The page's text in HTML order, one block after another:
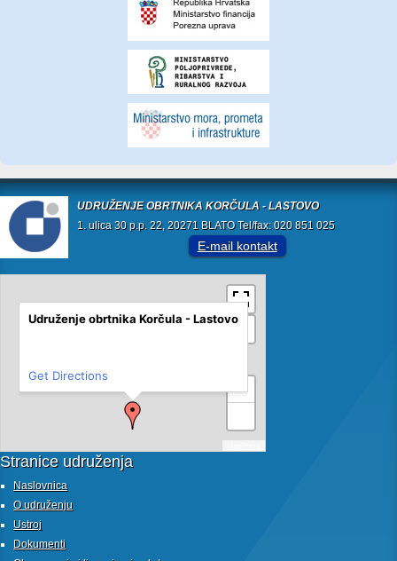
UDRUŽENJE OBRTNIKA KORČULA - LASTOVO
1. ulica 30 p.p. 22, 20271 BLATO Tel/fax: 020 851 025
E-mail kontakt
+
Udruženje obrtnika Korčula - Lastovo
Get Directions
Stranice udruženja
Naslovnica
O udruženju
Ustroj
Dokumenti